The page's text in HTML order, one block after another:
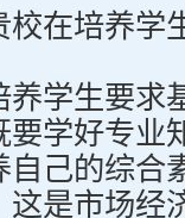
培养学
学生要求
学好专业
己的综合
是市场经